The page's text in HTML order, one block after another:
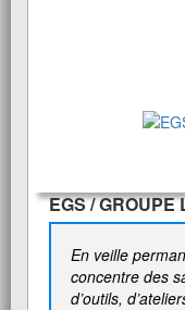
EGS / GROUPE
En veille
concentre des
d’outils,